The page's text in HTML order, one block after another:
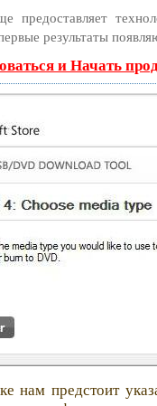
предоставляет
результаты
и Начать
нам предстоит